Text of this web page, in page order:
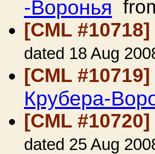
-Воронья
[CML #10718]
dated 18 Aug
[CML #10719]
Крубера-
[CML #10720]
dated 25 Aug